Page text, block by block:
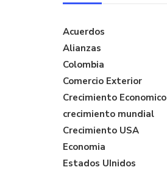
Acuerdos
Alianzas
Colombia
Comercio Exterior
Crecimiento Economico
crecimiento mundial
Crecimiento USA
Economia
Estados UInidos